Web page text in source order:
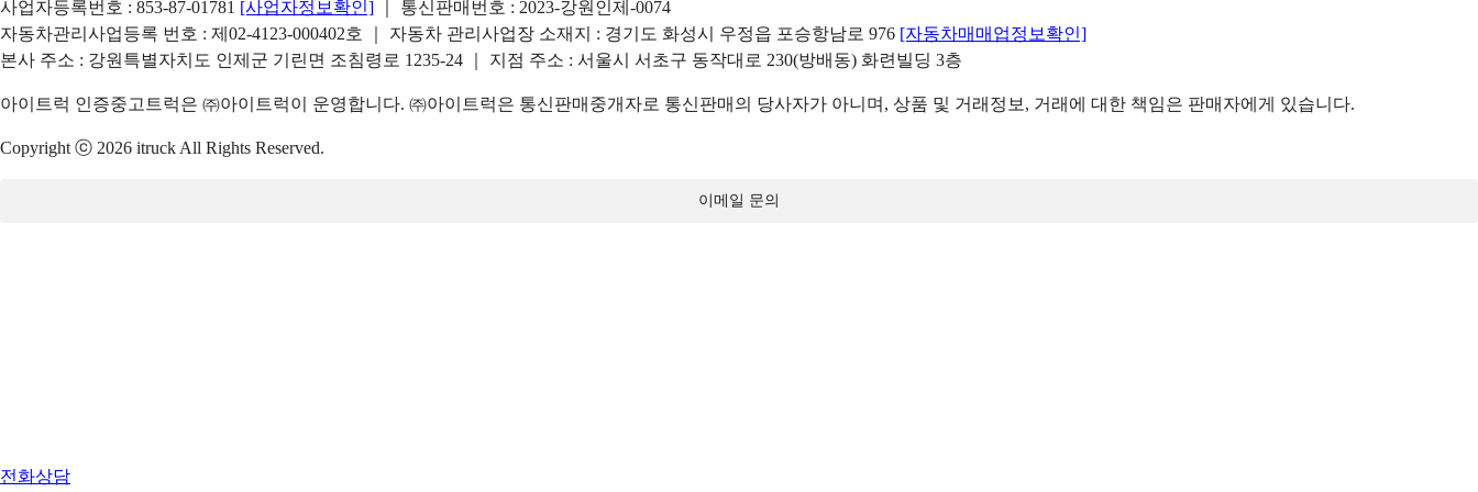
사업자등록번호 : 853-87-01781 [사업자정보확인]
｜ 통신판매번호 : 2023-강원인제-0074
자동차관리사업등록 번호 : 제02-4123-000402호 ｜ 자동차 관리사업장 소재지 : 경기도 화성시 우정읍 포승항남로 976 [자동차매매업정보확인]
본사 주소 : 강원특별자치도 인제군 기린면 조침령로 1235-24 ｜ 지점 주소 : 서울시 서초구 동작대로 230(방배동) 화련빌딩 3층
아이트럭 인증중고트럭은 ㈜아이트럭이 운영합니다. ㈜아이트럭은 통신판매중개자로 통신판매의 당사자가 아니며, 상품 및 거래정보, 거래에 대한 책임은 판매자에게 있습니다.
Copyright ⓒ 2026 itruck All Rights Reserved.
이메일 문의
전화상담